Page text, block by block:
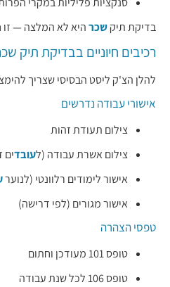
בדיקת תיקשכרהיא לא המלצה — זו
רכיבים חיוניים בבדיקת תיק שכר
להלן הצ'ק ליסט הבסיסי שצריך
אישורי עבודה נדרשים
צילום תעודת זהות
צילום אשרת עבודה (לעובדים
אישור לימודים רלוונטי (לנוער
אישור מגורים (לפי דרישה)
טפסי הצהרה
טופס 101 מעודכן וחתום
טופס 106 לכל שנת עבודה